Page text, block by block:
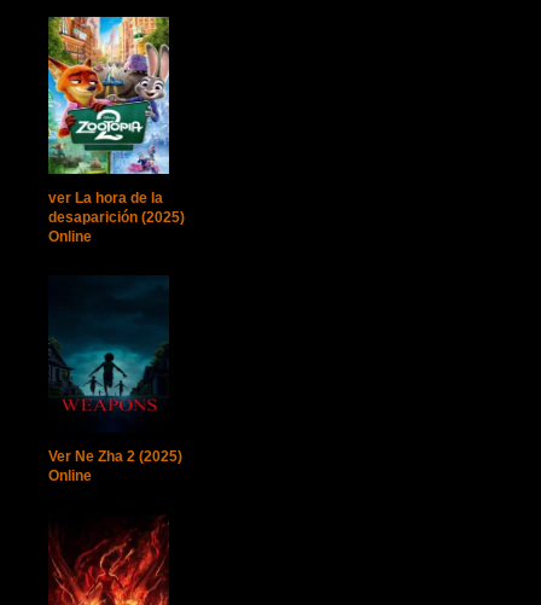
ver La hora de la
desaparición (2025)
Online
Ver Ne Zha 2 (2025)
Online